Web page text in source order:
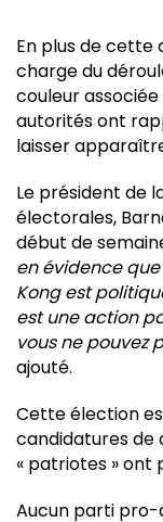
En plus de cette
charge du
couleur
autorités ont
laisser
Le président de
électorales,
début de
en évidence
Kong est
est une action
vous ne pouvez
ajouté.
Cette élection
candidatures de
« patriotes » ont
Aucun parti pro-